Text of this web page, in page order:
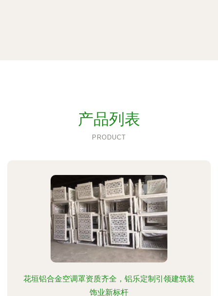
产品列表
PRODUCT
花垣铝合金空调罩资质齐全，铝乐定制引领建筑装
饰业新标杆